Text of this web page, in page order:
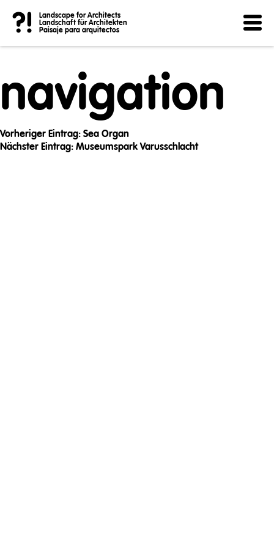
?!
Landscape for Architects
Landschaft für Architekten
Paisaje para arquitectos
Post
navigation
Vorheriger Eintrag: Sea Organ
Nächster Eintrag: Museumspark Varusschlacht